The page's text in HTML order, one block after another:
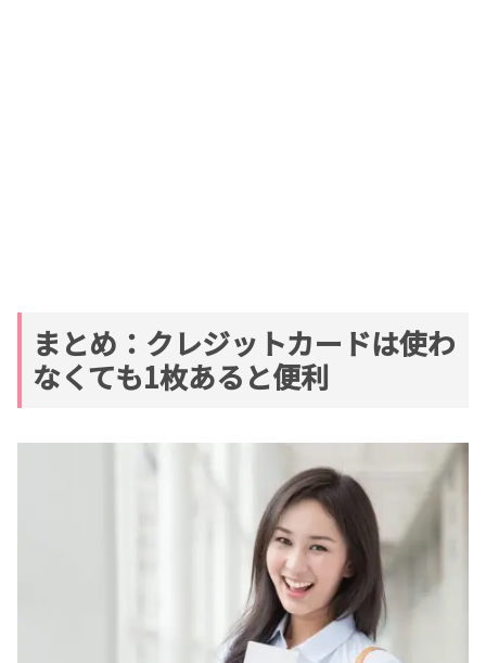
まとめ：クレジットカードは使わ
なくても1枚あると便利